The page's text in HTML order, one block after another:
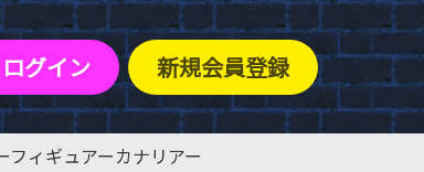
ログイン 新規会員登録
フィギュアーカナリアー